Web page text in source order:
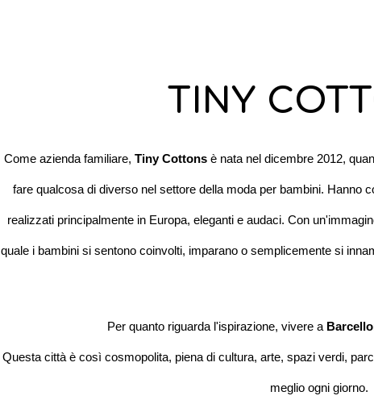
TINY
Come azienda familiare, Tiny Cottonsè nata nel dicembre 2012,
fare qualcosa di diverso nel settore della moda per bambini. Hanno
realizzati principalmente in Europa, eleganti e audaci. Con
quale i bambini si sentono coinvolti, imparano o semplicemente si
Per quanto riguarda l'ispirazione, vivere a
Questa città è così cosmopolita, piena di cultura, arte, spazi verdi,
meglio ogni giorno.